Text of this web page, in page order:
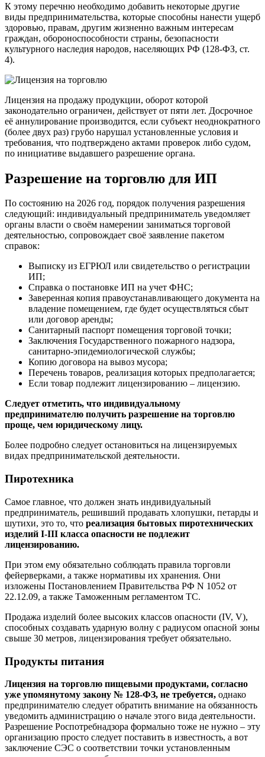
К этому перечню необходимо добавить некоторые другие
виды предпринимательства, которые способны нанести ущерб
здоровью, правам, другим жизненно важным интересам
граждан, обороноспособности страны, безопасности
культурного наследия народов, населяющих РФ (128-ФЗ, ст.
4).
Лицензия на продажу продукции, оборот которой
законодательно ограничен, действует от пяти лет. Досрочное
её аннулирование производится, если субъект неоднократного
(более двух раз) грубо нарушал установленные условия и
требования, что подтверждено актами проверок либо судом,
по инициативе выдавшего разрешение органа.
Разрешение на торговлю для ИП
По состоянию на 2026 год, порядок получения разрешения
следующий: индивидуальный предприниматель уведомляет
органы власти о своём намерении заниматься торговой
деятельностью, сопровождает своё заявление пакетом
справок:
Выписку из ЕГРЮЛ или свидетельство о регистрации
ИП;
Справка о постановке ИП на учет ФНС;
Заверенная копия правоустанавливающего документа на
владение помещением, где будет осуществляться сбыт
или договор аренды;
Санитарный паспорт помещения торговой точки;
Заключения Государственного пожарного надзора,
санитарно-эпидемиологической службы;
Копию договора на вывоз мусора;
Перечень товаров, реализация которых предполагается;
Если товар подлежит лицензированию – лицензию.
Следует отметить, что индивидуальному
предпринимателю получить разрешение на торговлю
проще, чем юридическому лицу.
Более подробно следует остановиться на лицензируемых
видах предпринимательской деятельности.
Пиротехника
Самое главное, что должен знать индивидуальный
предприниматель, решивший продавать хлопушки, петарды и
шутихи, это то, что реализация бытовых пиротехнических
изделий I-III класса опасности не подлежит
лицензированию.
При этом ему обязательно соблюдать правила торговли
фейерверками, а также нормативы их хранения. Они
изложены Постановлением Правительства РФ N 1052 от
22.12.09, а также Таможенным регламентом ТС.
Продажа изделий более высоких классов опасности (IV, V),
способных создавать ударную волну с радиусом опасной зоны
свыше 30 метров, лицензирования требует обязательно.
Продукты питания
Лицензия на торговлю пищевыми продуктами, согласно
уже упомянутому закону № 128-ФЗ, не требуется, однако
предпринимателю следует обратить внимание на обязанность
уведомить администрацию о начале этого вида деятельности.
Разрешение Роспотребнадзора формально тоже не нужно – эту
организацию просто следует поставить в известность, а вот
заключение СЭС о соответствии точки установленным